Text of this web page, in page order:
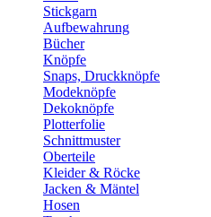
Stickgarn
Aufbewahrung
Bücher
Knöpfe
Snaps, Druckknöpfe
Modeknöpfe
Dekoknöpfe
Plotterfolie
Schnittmuster
Oberteile
Kleider & Röcke
Jacken & Mäntel
Hosen